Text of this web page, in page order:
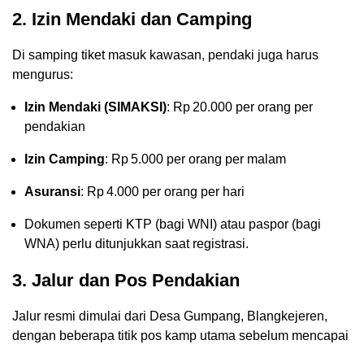
2. Izin Mendaki dan Camping
Di samping tiket masuk kawasan, pendaki juga harus
mengurus:
Izin Mendaki (SIMAKSI): Rp 20.000 per orang per
pendakian
Izin Camping: Rp 5.000 per orang per malam
Asuransi: Rp 4.000 per orang per hari
Dokumen seperti KTP (bagi WNI) atau paspor (bagi
WNA) perlu ditunjukkan saat registrasi.
3. Jalur dan Pos Pendakian
Jalur resmi dimulai dari Desa Gumpang, Blangkejeren,
dengan beberapa titik pos kamp utama sebelum mencapai